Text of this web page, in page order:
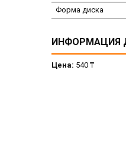
Форма диска
ИНФОРМАЦИЯ
Цена: 540 ₸